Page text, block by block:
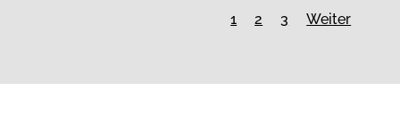
1 2 3 Weiter